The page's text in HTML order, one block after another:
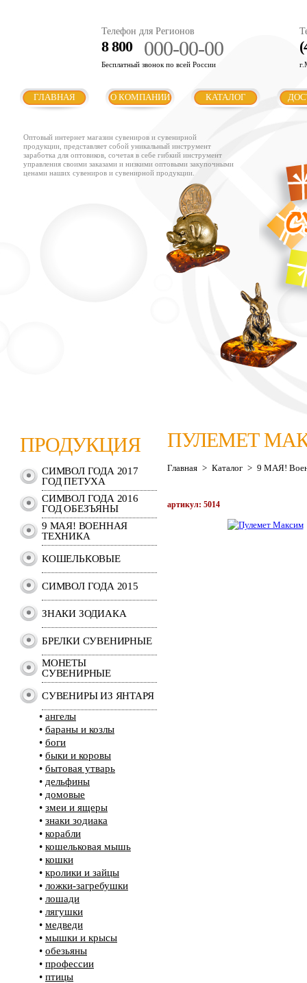
Телефон для Регионов
8 800 000-00-00
Бесплатный звонок по всей России
ГЛАВНАЯ О КОМПАНИИ КАТАЛОГ
Оптовый интернет магазин сувениров и сувенирной
продукции, представляет собой уникальный инструмент
заработка для оптовиков, сочетая в себе гибкий инструмент
управления своими заказами и низкими оптовыми закупочными
ценами наших сувениров и сувенирной продукции.
ПРОДУКЦИЯ
СИМВОЛ ГОДА 2017
ГОД ПЕТУХА
СИМВОЛ ГОДА 2016
ГОД ОБЕЗЪЯНЫ
9 МАЯ! ВОЕННАЯ
ТЕХНИКА
КОШЕЛЬКОВЫЕ
СИМВОЛ ГОДА 2015
ЗНАКИ ЗОДИАКА
БРЕЛКИ СУВЕНИРНЫЕ
МОНЕТЫ
СУВЕНИРНЫЕ
СУВЕНИРЫ ИЗ ЯНТАРЯ
• ангелы
• бараны и козлы
• боги
• быки и коровы
• бытовая утварь
• дельфины
• домовые
• змеи и ящеры
• знаки зодиака
• корабли
• кошельковая мышь
• кошки
• кролики и зайцы
• ложки-загребушки
• лошади
• лягушки
• медведи
• мышки и крысы
• обезьяны
• профессии
• птицы
ПУЛЕМЕТ
Главная > Каталог > 9 МАЯ!
артикул: 5014